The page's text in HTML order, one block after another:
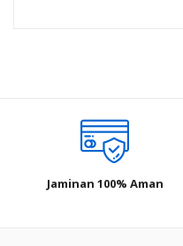
Jaminan 100% Aman